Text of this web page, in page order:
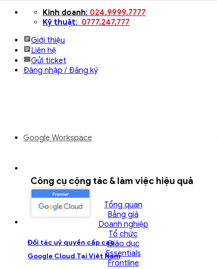
dung
Kinh doanh: 024.9999.7777
Kỹ thuật: 0777.247.777
Giới thiệu
Liên hệ
Gửi ticket
Đăng nhập / Đăng ký
Đối tác uỷ quyền cấp cao
Google Cloud Tại Việt Nam
Google Workspace
Công cụ cộng tác & làm việc hiệu quả
Tổng quan
Bảng giá
Doanh nghiệp
Tổ chức
Giáo dục
Essentials
Frontline